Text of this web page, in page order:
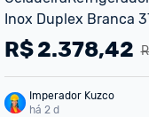
Inox Duplex Branca
B372PQW - 220V
R$2.378,42
Imperador Kuzco
há 2 d